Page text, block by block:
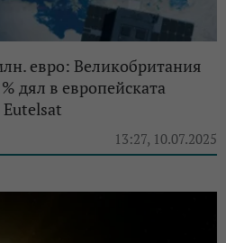
евро: Великобритания
дял в европейската
13:27, 10.07.2025